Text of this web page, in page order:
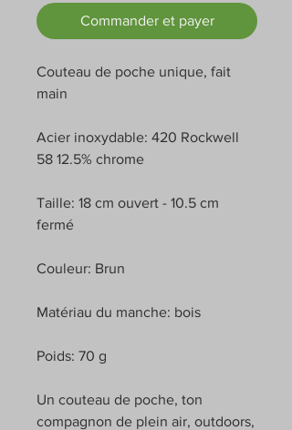
Commander et payer
Couteau de poche unique, fait
main
Acier inoxydable: 420 Rockwell
58 12.5% chrome
Taille: 18 cm ouvert - 10.5 cm
fermé
Couleur: Brun
Matériau du manche: bois
Poids: 70 g
Un couteau de poche, ton
compagnon de plein air, outdoors,